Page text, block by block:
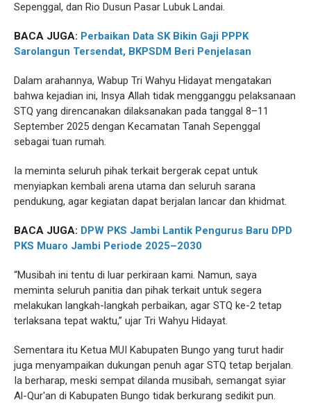
Sepenggal, dan Rio Dusun Pasar Lubuk Landai.
BACA JUGA: Perbaikan Data SK Bikin Gaji PPPK
Sarolangun Tersendat, BKPSDM Beri Penjelasan
Dalam arahannya, Wabup Tri Wahyu Hidayat mengatakan
bahwa kejadian ini, Insya Allah tidak mengganggu pelaksanaan
STQ yang direncanakan dilaksanakan pada tanggal 8–11
September 2025 dengan Kecamatan Tanah Sepenggal
sebagai tuan rumah.
Ia meminta seluruh pihak terkait bergerak cepat untuk
menyiapkan kembali arena utama dan seluruh sarana
pendukung, agar kegiatan dapat berjalan lancar dan khidmat.
BACA JUGA: DPW PKS Jambi Lantik Pengurus Baru DPD
PKS Muaro Jambi Periode 2025–2030
“Musibah ini tentu di luar perkiraan kami. Namun, saya
meminta seluruh panitia dan pihak terkait untuk segera
melakukan langkah-langkah perbaikan, agar STQ ke-2 tetap
terlaksana tepat waktu,” ujar Tri Wahyu Hidayat.
Sementara itu Ketua MUI Kabupaten Bungo yang turut hadir
juga menyampaikan dukungan penuh agar STQ tetap berjalan.
Ia berharap, meski sempat dilanda musibah, semangat syiar
Al-Qur'an di Kabupaten Bungo tidak berkurang sedikit pun.